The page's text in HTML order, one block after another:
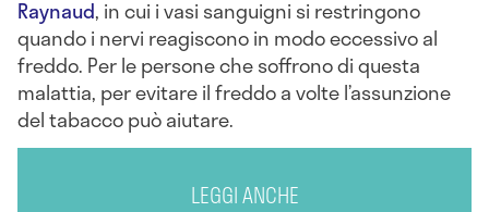
Raynaud, in cui i vasi sanguigni si restringono
quando i nervi reagiscono in modo eccessivo al
freddo. Per le persone che soffrono di questa
malattia, per evitare il freddo a volte l’assunzione
del tabacco può aiutare.
LEGGI ANCHE